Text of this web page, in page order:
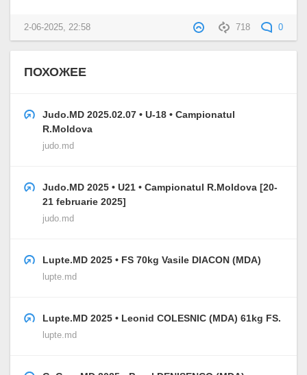
718 0
2-06-2025, 22:58
ПОХОЖЕЕ
Judo.MD 2025.02.07 • U-18 • Campionatul
R.Moldova
judo.md
Judo.MD 2025 • U21 • Campionatul R.Moldova [20-
21 februarie 2025]
judo.md
Lupte.MD 2025 • FS 70kg Vasile DIACON (MDA)
lupte.md
Lupte.MD 2025 • Leonid COLESNIC (MDA) 61kg FS.
lupte.md